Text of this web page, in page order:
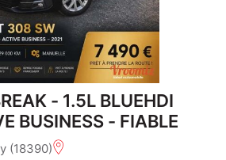
- 1.5L BLUEHDI
BUSINESS - FIABLE
(18390)